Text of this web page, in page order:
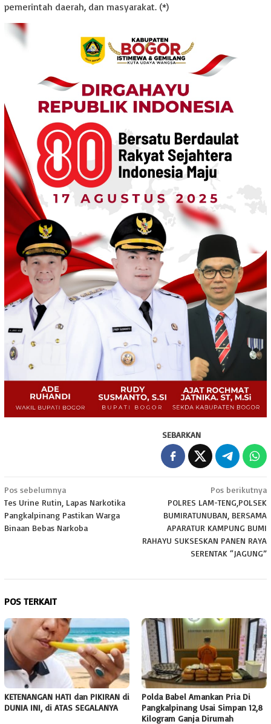
pemerintah daerah, dan masyarakat. (*)
SEBARKAN
Navigasi
pos
Pos sebelumnya
Tes Urine Rutin, Lapas Narkotika
Pangkalpinang Pastikan Warga
Binaan Bebas Narkoba
Pos berikutnya
POLRES LAM-TENG,POLSEK
BUMIRATUNUBAN, BERSAMA
APARATUR KAMPUNG BUMI
RAHAYU SUKSESKAN PANEN RAYA
SERENTAK “JAGUNG”
POS TERKAIT
KETENANGAN HATI dan PIKIRAN di
DUNIA INI, di ATAS SEGALANYA
Polda Babel Amankan Pria Di
Pangkalpinang Usai Simpan 12,8
Kilogram Ganja Dirumah